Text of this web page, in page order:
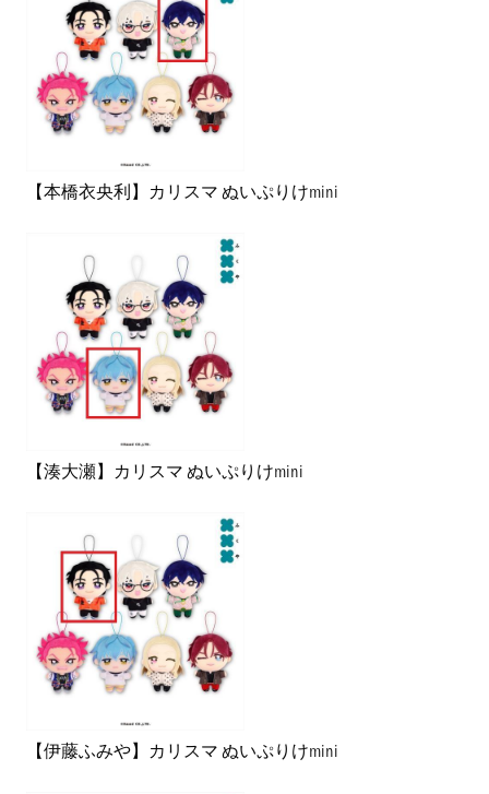
【本橋衣央利】カリスマ ぬいぷりけmini
【湊大瀬】カリスマ ぬいぷりけmini
【伊藤ふみや】カリスマ ぬいぷりけmini